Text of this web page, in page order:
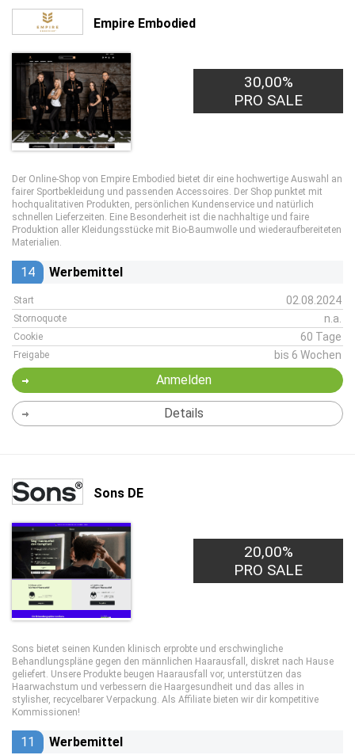
Empire Embodied
30,00%
PRO SALE
Der Online-Shop von Empire Embodied bietet dir eine hochwertige Auswahl an
fairer Sportbekleidung und passenden Accessoires. Der Shop punktet mit
hochqualitativen Produkten, persönlichen Kundenservice und natürlich
schnellen Lieferzeiten. Eine Besonderheit ist die nachhaltige und faire
Produktion aller Kleidungsstücke mit Bio-Baumwolle und wiederaufbereiteten
Materialien.
14 Werbemittel
Start 02.08.2024
Stornoquote n.a.
Cookie 60 Tage
Freigabe bis 6 Wochen
Anmelden
Details
Sons DE
20,00%
PRO SALE
Sons bietet seinen Kunden klinisch erprobte und erschwingliche
Behandlungspläne gegen den männlichen Haarausfall, diskret nach Hause
geliefert. Unsere Produkte beugen Haarausfall vor, unterstützen das
Haarwachstum und verbessern die Haargesundheit und das alles in
stylisher, recycelbarer Verpackung. Als Affiliate bieten wir dir kompetitive
Kommissionen!
11 Werbemittel